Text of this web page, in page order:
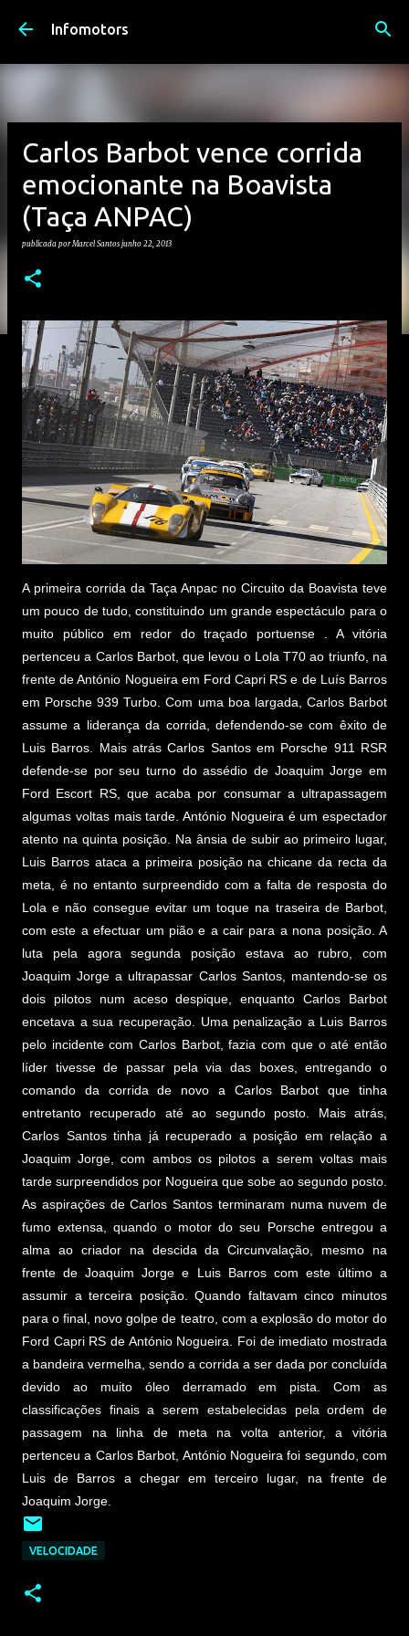
Avançar para o conteúdo principal
Infomotors
Carlos Barbot vence corrida
emocionante na Boavista
(Taça ANPAC)
publicada porMarcel Santos junho 22, 2013
A primeira corrida da Taça Anpac no Circuito da Boavista teve
um pouco de tudo, constituindo um grande espectáculo para o
muito público em redor do traçado portuense . A vitória
pertenceu a Carlos Barbot, que levou o Lola T70 ao triunfo, na
frente de António Nogueira em Ford Capri RS e de Luís Barros
em Porsche 939 Turbo. Com uma boa largada, Carlos Barbot
assume a liderança da corrida, defendendo-se com êxito de
Luis Barros. Mais atrás Carlos Santos em Porsche 911 RSR
defende-se por seu turno do assédio de Joaquim Jorge em
Ford Escort RS, que acaba por consumar a ultrapassagem
algumas voltas mais tarde. António Nogueira é um espectador
atento na quinta posição. Na ânsia de subir ao primeiro lugar,
Luis Barros ataca a primeira posição na chicane da recta da
meta, é no entanto surpreendido com a falta de resposta do
Lola e não consegue evitar um toque na traseira de Barbot,
com este a efectuar um pião e a cair para a nona posição. A
luta pela agora segunda posição estava ao rubro, com
Joaquim Jorge a ultrapassar Carlos Santos, mantendo-se os
dois pilotos num aceso despique, enquanto Carlos Barbot
encetava a sua recuperação. Uma penalização a Luis Barros
pelo incidente com Carlos Barbot, fazia com que o até então
líder tivesse de passar pela via das boxes, entregando o
comando da corrida de novo a Carlos Barbot que tinha
entretanto recuperado até ao segundo posto. Mais atrás,
Carlos Santos tinha já recuperado a posição em relação a
Joaquim Jorge, com ambos os pilotos a serem voltas mais
tarde surpreendidos por Nogueira que sobe ao segundo posto.
As aspirações de Carlos Santos terminaram numa nuvem de
fumo extensa, quando o motor do seu Porsche entregou a
alma ao criador na descida da Circunvalação, mesmo na
frente de Joaquim Jorge e Luis Barros com este último a
assumir a terceira posição. Quando faltavam cinco minutos
para o final, novo golpe de teatro, com a explosão do motor do
Ford Capri RS de António Nogueira. Foi de imediato mostrada
a bandeira vermelha, sendo a corrida a ser dada por concluída
devido ao muito óleo derramado em pista. Com as
classificações finais a serem estabelecidas pela ordem de
passagem na linha de meta na volta anterior, a vitória
pertenceu a Carlos Barbot, António Nogueira foi segundo, com
Luis de Barros a chegar em terceiro lugar, na frente de
Joaquim Jorge.
VELOCIDADE